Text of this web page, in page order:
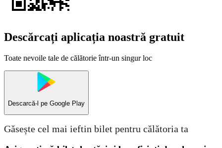
Descărcați aplicația noastră gratuit
Toate nevoile tale de călătorie într-un singur loc
Descarcă-l pe Google Play
Găsește cel mai ieftin bilet pentru călătoria ta